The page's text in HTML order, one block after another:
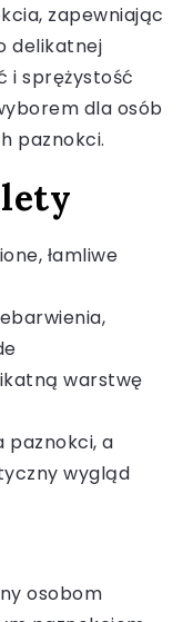
zapewniając
delikatnej
i sprężystość
dla osób
paznokci.
łamliwe
warstwę
paznokci, a
wygląd
osobom